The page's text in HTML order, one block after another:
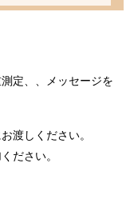
定、、メッセージを
渡しください。
ださい。